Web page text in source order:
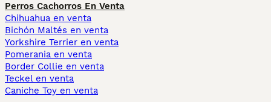
Perros Cachorros En Venta
Chihuahua en venta
Bichón Maltés en venta
Yorkshire Terrier en venta
Pomerania en venta
Border Collie en venta
Teckel en venta
Caniche Toy en venta